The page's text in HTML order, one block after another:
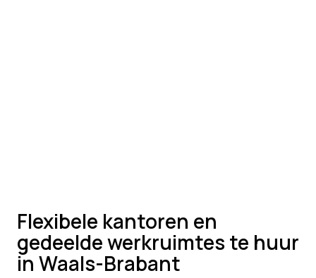
Flexibele kantoren en
gedeelde werkruimtes te huur
in Waals-Brabant